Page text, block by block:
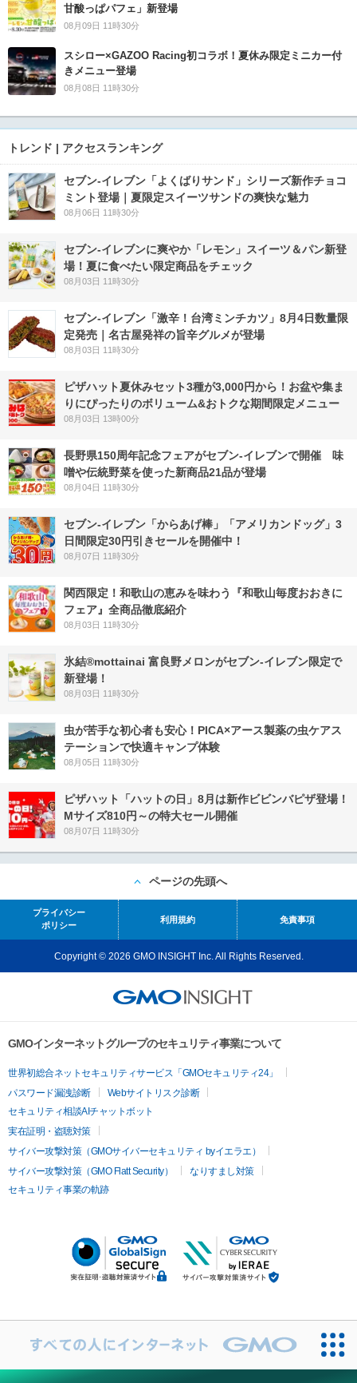
甘酸っぱパフェ」新登場
08月09日 11時30分
スシロー×GAZOO Racing初コラボ！夏休み限定ミニカー付
きメニュー登場
08月08日 11時30分
トレンド | アクセスランキング
セブン‐イレブン「よくばりサンド」シリーズ新作チョコ
ミント登場｜夏限定スイーツサンドの爽快な魅力
08月06日 11時30分
セブン‐イレブンに爽やか「レモン」スイーツ＆パン新登
場！夏に食べたい限定商品をチェック
08月03日 11時30分
セブン-イレブン「激辛！台湾ミンチカツ」8月4日数量限
定発売｜名古屋発祥の旨辛グルメが登場
08月03日 11時30分
ピザハット夏休みセット3種が3,000円から！お盆や集ま
りにぴったりのボリューム&おトクな期間限定メニュー
08月03日 13時00分
長野県150周年記念フェアがセブン-イレブンで開催 味
噌や伝統野菜を使った新商品21品が登場
08月04日 11時30分
セブン‐イレブン「からあげ棒」「アメリカンドッグ」3
日間限定30円引きセールを開催中！
08月07日 11時30分
関西限定！和歌山の恵みを味わう『和歌山毎度おおきに
フェア』全商品徹底紹介
08月03日 11時30分
氷結®mottainai 富良野メロンがセブン‐イレブン限定で
新登場！
08月03日 11時30分
虫が苦手な初心者も安心！PICA×アース製薬の虫ケアス
テーションで快適キャンプ体験
08月05日 11時30分
ピザハット「ハットの日」8月は新作ビビンバピザ登場！
Mサイズ810円～の特大セール開催
08月07日 11時30分
ページの先頭へ
プライバシー
ポリシー
利用規約 免責事項
Copyright © 2026 GMO INSIGHT Inc. All Rights Reserved.
GMOインターネットグループのセキュリティ事業について
世界初総合ネットセキュリティサービス「GMOセキュリティ24」
パスワード漏洩診断
Webサイトリスク診断
セキュリティ相談AIチャットボット
実在証明・盗聴対策
サイバー攻撃対策（GMOサイバーセキュリティ byイエラエ）
サイバー攻撃対策（GMO Flatt Security）
なりすまし対策
セキュリティ事業の軌跡